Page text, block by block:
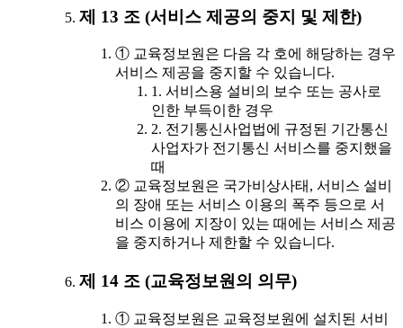
제 13 조 (서비스 제공의 중지 및 제한)
① 교육정보원은 다음 각 호에 해당하는 경우
서비스 제공을 중지할 수 있습니다.
1. 서비스용 설비의 보수 또는 공사로
인한 부득이한 경우
2. 전기통신사업법에 규정된 기간통신
사업자가 전기통신 서비스를 중지했을
때
② 교육정보원은 국가비상사태, 서비스 설비
의 장애 또는 서비스 이용의 폭주 등으로 서
비스 이용에 지장이 있는 때에는 서비스 제공
을 중지하거나 제한할 수 있습니다.
제 14 조 (교육정보원의 의무)
① 교육정보원은 교육정보원에 설치된 서비